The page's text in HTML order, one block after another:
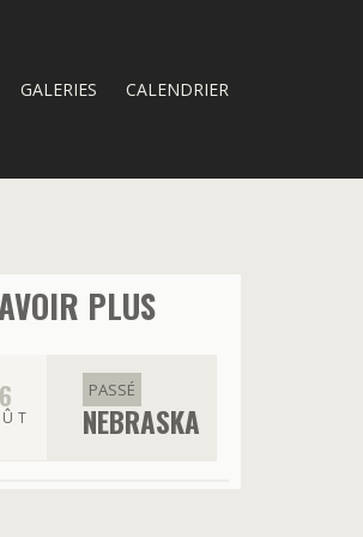
GALERIES CALENDRIER
PLUS
PASSÉ
NEBRASKA